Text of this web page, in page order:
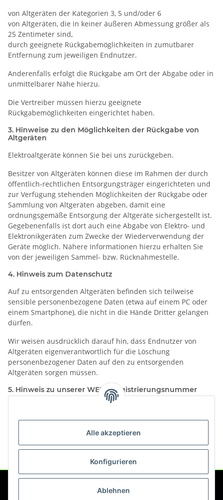
Alle akzeptieren
Konfigurieren
Ablehnen
von Altgeräten der Kategorien 3, 5 und/oder 6
von Altgeräten, die in keiner äußeren Abmessung größer als
25 Zentimeter sind,
durch geeignete Rückgabe­möglichkeiten in zumutbarer
Entfernung zum jeweiligen Endnutzer.
Anderenfalls erfolgt die Rückgabe am Ort der Abgabe oder in
unmittelbarer Nähe hierzu.
Die Vertreiber müssen hierzu geeignete
Rückgabemöglichkeiten eingerichtet haben.
3. Hinweise zu den Möglichkeiten der Rückgabe von
Altgeräten
Elektroaltgeräte können Sie bei uns zurückgeben.
Besitzer von Altgeräten können diese im Rahmen der durch
öffentlich-rechtlichen Entsorgungsträger eingerichteten und
zur Verfügung stehenden Möglichkeiten der Rückgabe oder
Sammlung von Altgeräten abgeben, damit eine
ordnungsgemäße Entsorgung der Altgeräte sichergestellt ist.
Gegebenenfalls ist dort auch eine Abgabe von Elektro- und
Elektronikgeräten zum Zwecke der Wiederverwendung der
Geräte möglich. Nähere Informationen hierzu erhalten Sie
von der jeweiligen Sammel- bzw. Rücknahmestelle.
4. Hinweis zum Datenschutz
Auf zu entsorgenden Altgeräten befinden sich teilweise
sensible personenbezogene Daten (etwa auf einem PC oder
einem Smartphone), die nicht in die Hände Dritter gelangen
dürfen.
Wir weisen ausdrücklich darauf hin, dass Endnutzer von
Altgeräten eigenverantwortlich für die Löschung
personenbezogener Daten auf den zu entsorgenden
Altgeräten sorgen müssen.
5. Hinweis zu unserer WEEE-Registrierungsnummer
Wir sind bei der Stiftung Elektro-Altgeräte Register,
Registrierungsnummer (WEEE-Reg.-Nr. DE) registriert: